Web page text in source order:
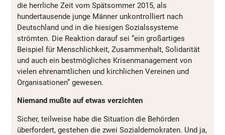
die herrliche Zeit vom Spätsommer 2015, als
hundertausende junge Männer unkontrolliert nach
Deutschland und in die hiesigen Sozialssysteme
strömten. Die Reaktion darauf sei “ein großartiges
Beispiel für Menschlichkeit, Zusammenhalt, Solidarität
und auch ein bestmögliches Krisenmanagement von
vielen ehrenamtlichen und kirchlichen Vereinen und
Organisationen” gewesen.
Niemand mußte auf etwas verzichten
Sicher, teilweise habe die Situation die Behörden
überfordert, gestehen die zwei Sozialdemokraten. Und ja,